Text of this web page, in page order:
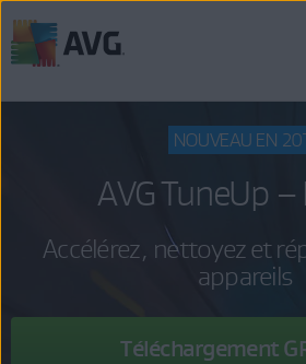
directement
NOUVEAU EN
AVG TuneUp
Accélérez, nettoyez et
appareils
Téléchargement